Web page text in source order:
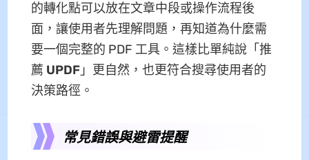
的轉化點可以放在文章中段或操作流程後
面，讓使用者先理解問題，再知道為什麼需
要一個完整的 PDF 工具。這樣比單純說「推
薦 UPDF」更自然，也更符合搜尋使用者的
決策路徑。
常見錯誤與避雷提醒